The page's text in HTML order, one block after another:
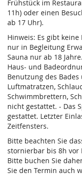
Frühstück im
11h) oder einen
ab 17 Uhr).
Hinweis: Es gibt
nur in Begleitung
Sauna nur ab 18
Haus- und
Benutzung des
Luftmatratzen,
Schwimmbrettern,
nicht gestattet. - Das
gestattet. Letzter
Zeitfensters.
Bitte beachten Sie
stornierbar bis 8h vor
Bitte buchen Sie
Sie den Termin auch